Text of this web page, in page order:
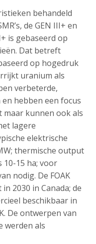
behandeld
de GEN III+ en
is gebaseerd op
Dat betreft
op hogedruk
uranium als
verbeterde,
hebben een focus
maar kunnen ook als
lagere
elektrische
thermische output
10-15 ha; voor
nodig. De FOAK
2030 in Canada; de
beschikbaar in
De ontwerpen van
werden als